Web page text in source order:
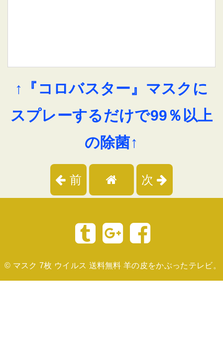
↑『コロバスター』マスクに
スプレーするだけで99％以上
の除菌↑
前 次
© マスク 7枚 ウイルス 送料無料 羊の皮をかぶったテレビ。